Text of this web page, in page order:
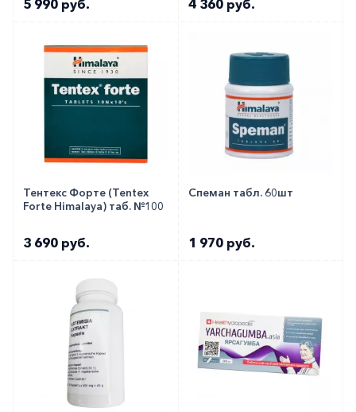
с любого телефона по РФ)
5 990 руб. 4 360 руб.
Тентекс Форте (Tentex
Forte Himalaya) таб. №100
3 690 руб.
Спеман табл. 60шт
1 970 руб.